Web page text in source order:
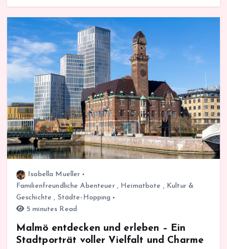
Isabella Mueller
Familienfreundliche Abenteuer, Heimatbote , Kultur &
Geschichte , Städte-Hopping
5 minutes Read
Malmö entdecken und erleben – Ein
Stadtporträt voller Vielfalt und Charme